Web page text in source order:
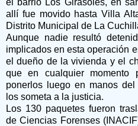
allí fue movido hasta Villa
Distrito Municipal de La
Aunque nadie resultó
implicados en esta operación
el dueño de la vivienda y el
que en cualquier momento
ponerlos luego en manos
los someta a la justicia.
Los 130 paquetes fueron
de Ciencias Forenses